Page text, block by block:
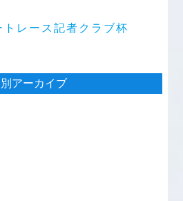
トレース記者クラブ杯
別アーカイブ